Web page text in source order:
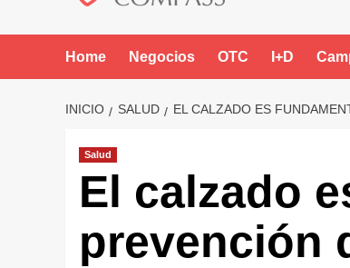
Home Negocios OTC I+D
INICIO SALUD EL CALZADO ES
Salud
El calzado
prevención